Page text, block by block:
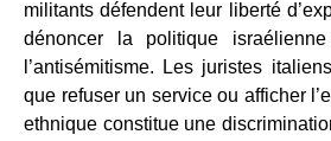
militants défendent leur liberté
dénoncer la politique
l’antisémitisme. Les juristes
que refuser un service ou afficher
ethnique constitue une